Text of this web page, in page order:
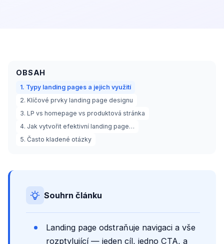
OBSAH
1. Typy landing pages a jejich využití
2. Klíčové prvky landing page designu
3. LP vs homepage vs produktová stránka
4. Jak vytvořit efektivní landing page…
5. Často kladené otázky
Souhrn článku
Landing page odstraňuje navigaci a vše
rozptylující — jeden cíl, jedno CTA, a